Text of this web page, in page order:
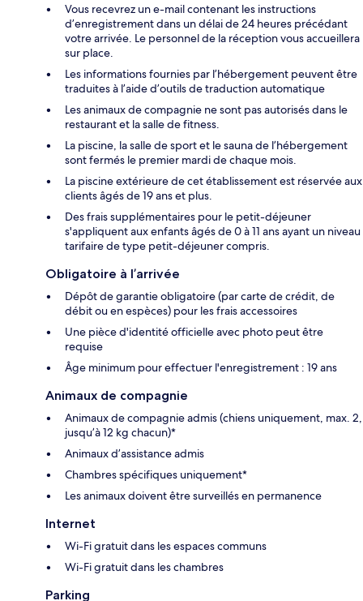
Vous recevrez un e-mail contenant les instructions
d’enregistrement dans un délai de 24 heures précédant
votre arrivée. Le personnel de la réception vous accueillera
sur place.
Les informations fournies par l’hébergement peuvent être
traduites à l’aide d’outils de traduction automatique
Les animaux de compagnie ne sont pas autorisés dans le
restaurant et la salle de fitness.
La piscine, la salle de sport et le sauna de l’hébergement
sont fermés le premier mardi de chaque mois.
La piscine extérieure de cet établissement est réservée aux
clients âgés de 19 ans et plus.
Des frais supplémentaires pour le petit-déjeuner
s'appliquent aux enfants âgés de 0 à 11 ans ayant un niveau
tarifaire de type petit-déjeuner compris.
Obligatoire à l’arrivée
Dépôt de garantie obligatoire (par carte de crédit, de
débit ou en espèces) pour les frais accessoires
Une pièce d'identité officielle avec photo peut être
requise
Âge minimum pour effectuer l'enregistrement : 19 ans
Animaux de compagnie
Animaux de compagnie admis (chiens uniquement, max. 2,
jusqu’à 12 kg chacun)*
Animaux d’assistance admis
Chambres spécifiques uniquement*
Les animaux doivent être surveillés en permanence
Internet
Wi-Fi gratuit dans les espaces communs
Wi-Fi gratuit dans les chambres
Parking